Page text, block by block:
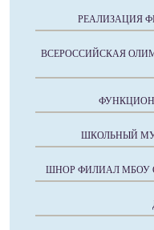
РЕАЛИЗАЦИЯ
ВСЕРОССИЙСКАЯ
ШКОЛЬНЫЙ
ШНОР ФИЛИАЛ МБОУ